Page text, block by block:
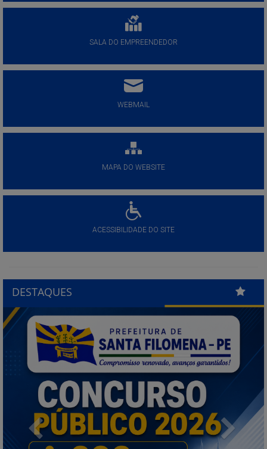
SALA DO EMPREENDEDOR
WEBMAIL
MAPA DO WEBSITE
ACESSIBILIDADE DO SITE
DESTAQUES
Previous Next